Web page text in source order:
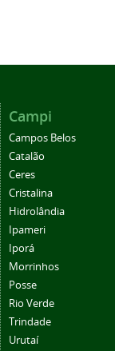
Campi
Campos Belos
Catalão
Ceres
Cristalina
Hidrolândia
Ipameri
Iporá
Morrinhos
Posse
Rio Verde
Trindade
Urutaí